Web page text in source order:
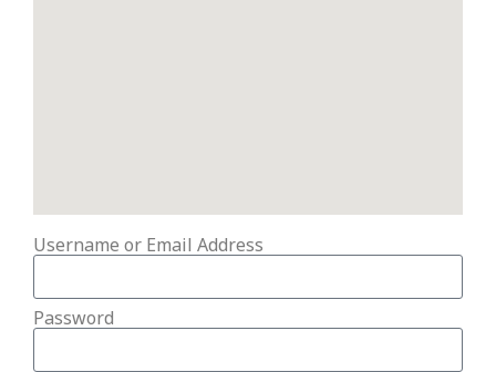
Username or Email Address
Password